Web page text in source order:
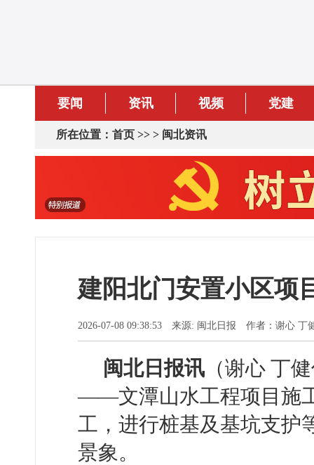
要闻 资讯 视频 党建
所在位置： 首页 >> > 闽北资讯
建阳北门安置小区项
2026-07-08 09:38:53 来源: 闽北日报 作者：谢心 丁
闽北日报讯 （谢心 丁
——文潭山水工程项目施
工，进行桩基及基坑支护
景象。